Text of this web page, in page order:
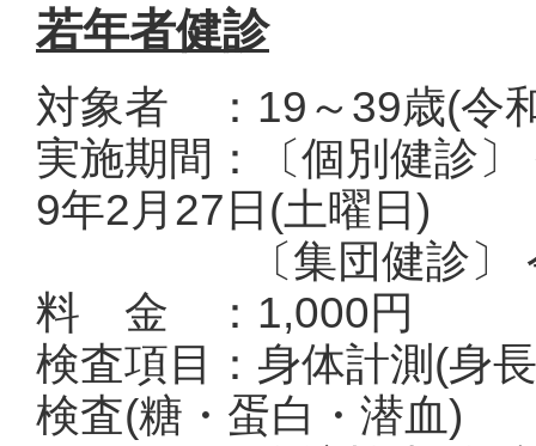
若年者健診
対象者 ：19～39歳(令
実施期間：〔個別健診
9年2月27日(土曜日)
〔集団健診〕 令
料 金 ：1,000円
検査項目：身体計測(身
検査(糖・蛋白・潜血)